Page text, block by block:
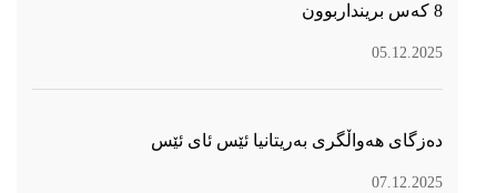
8 کەس برینداربوون
05.12.2025
دەزگای هەواڵگری بەریتانیا ئێس ئای ئێس
07.12.2025